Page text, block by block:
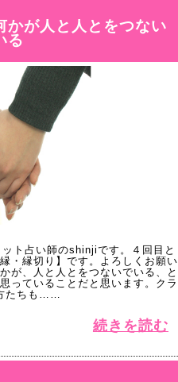
かが人と人とをつない
る
ト占い師のshinjiです。４回目と
・縁切り】です。よろしくお願い
が、人と人とをつないでいる、と
っていることだと思います。クラ
たちも……
続きを読む